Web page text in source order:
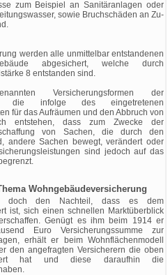
zum Beispiel an Sanitäranlagen oder
sowie Bruchschäden an Zu-
werden alle unmittelbar entstandenen
abgesichert, welche durch
8 entstanden sind.
Versicherungsformen der
die infolge des eingetretenen
für das Aufräumen und den Abbruch von
entstehen, dass zum Zwecke der
von Sachen, die durch den
andere Sachen bewegt, verändert oder
sind jedoch auf das
Wohngebäudeversicherung
doch den Nachteil, dass es dem
ist, sich einen schnellen Marktüberblick
Genügt es ihm beim 1914 er
Euro Versicherungssumme zur
erhält er beim Wohnflächenmodell
den angefragten Versicherern die oben
hat und diese daraufhin die